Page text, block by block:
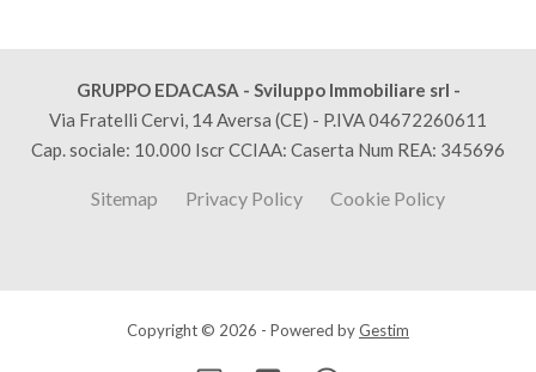
GRUPPO EDACASA - Sviluppo Immobiliare srl -
Via Fratelli Cervi, 14 Aversa (CE) - P.IVA 04672260611
Cap. sociale: 10.000 Iscr CCIAA: Caserta Num REA: 345696
Sitemap Privacy Policy Cookie Policy
Copyright © 2026 - Powered byGestim